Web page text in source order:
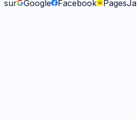
sur Google Facebook